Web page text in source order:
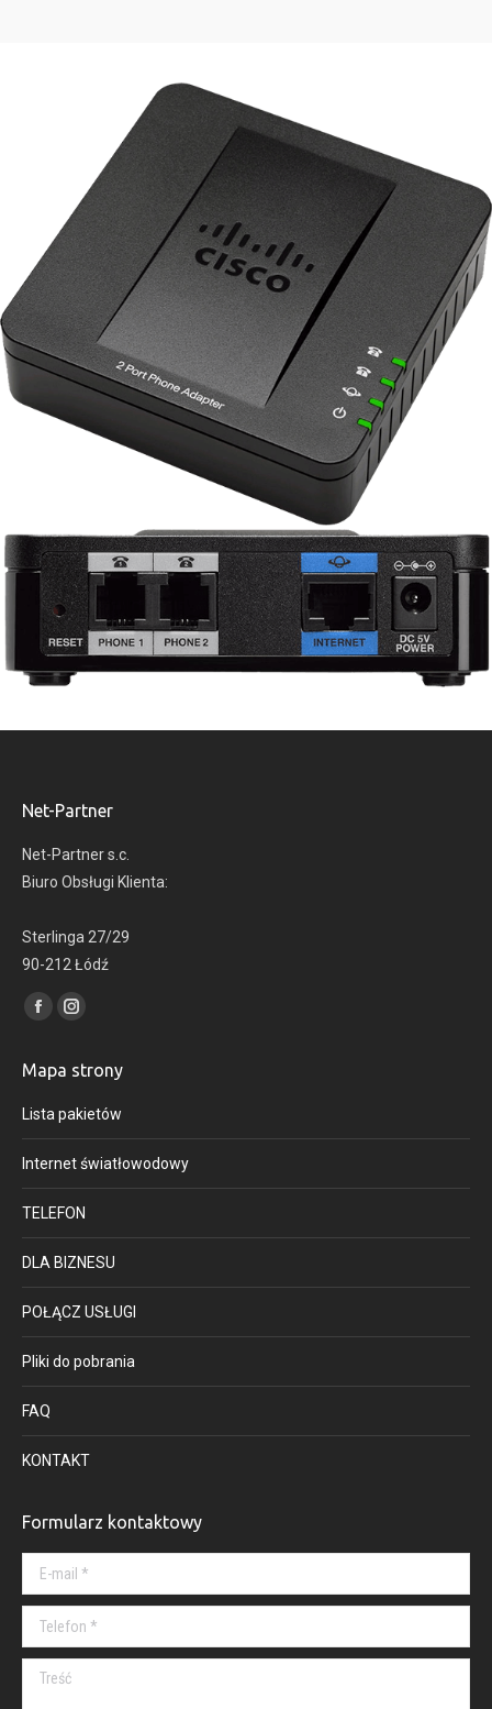
Net-Partner
Net-Partner s.c.
Biuro Obsługi Klienta:
Sterlinga 27/29
90-212 Łódź
Find us on:
Facebook
opens
in
window
Instagram
opens
in
window
Mapa strony
Lista pakietów
Internet światłowodowy
TELEFON
DLA BIZNESU
POŁĄCZ USŁUGI
Pliki do pobrania
FAQ
KONTAKT
Formularz kontaktowy
E-mail *
Telefon *
Treść